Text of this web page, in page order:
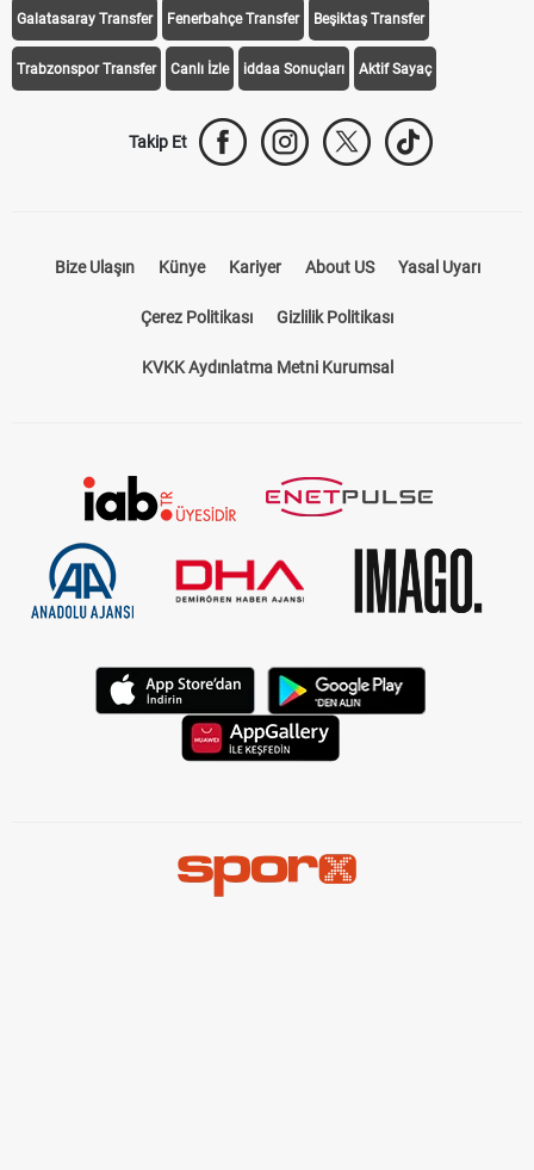
Galatasaray Transfer Fenerbahçe Transfer Beşiktaş Transfer
Trabzonspor Transfer Canlı İzle iddaa Sonuçları Aktif Sayaç
Takip Et
Bize Ulaşın Künye Kariyer About US Yasal Uyarı
Çerez Politikası Gizlilik Politikası
KVKK Aydınlatma Metni Kurumsal